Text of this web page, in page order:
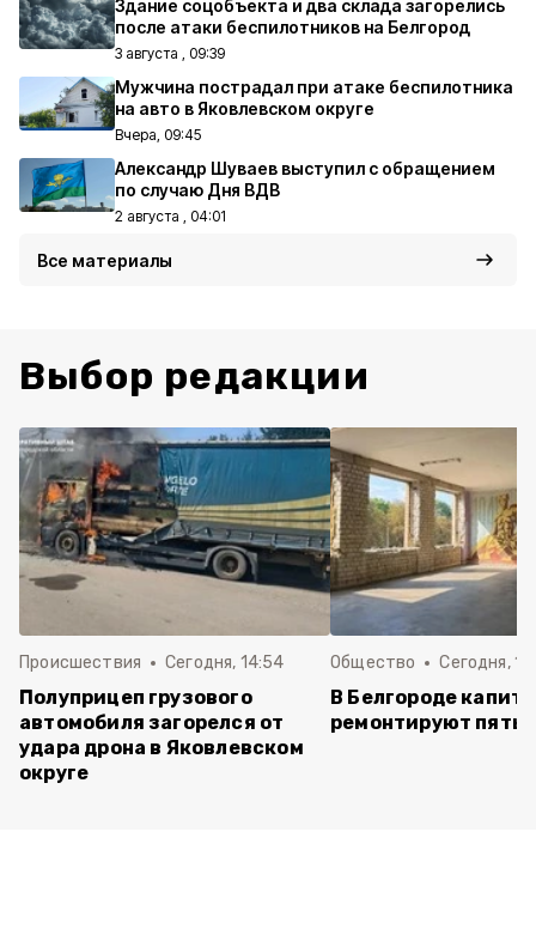
Здание соцобъекта и два склада загорелись
после атаки беспилотников на Белгород
3 августа , 09:39
Мужчина пострадал при атаке беспилотника
на авто в Яковлевском округе
Вчера, 09:45
Александр Шуваев выступил с обращением
по случаю Дня ВДВ
2 августа , 04:01
Все материалы
Выбор редакции
Происшествия Сегодня, 14:54
Полуприцеп грузового
автомобиля загорелся от
удара дрона в Яковлевском
округе
Общество Сегодня,
В Белгороде
ремонтируют пять